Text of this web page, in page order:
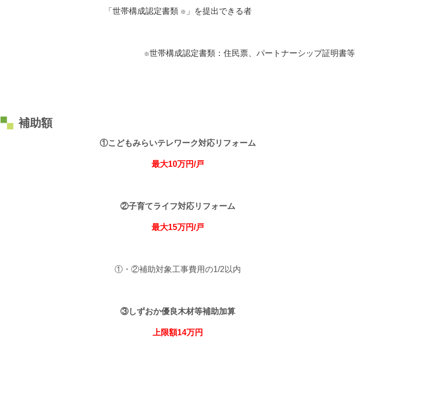
「世帯構成認定書類 ※ 」を提出できる者
※世帯構成認定書類：住民票、パートナーシップ証明書等
補助額
①こどもみらいテレワーク対応リフォーム
最大10万円/戸
②子育てライフ対応リフォーム
最大15万円/戸
①・②補助対象工事費用の1/2以内
③しずおか優良木材等補助加算
上限額14万円